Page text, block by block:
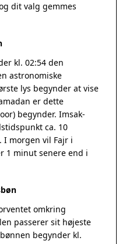
dit valg gemmes
kl. 02:54 den
astronomiske
lys begynder at vise
er dette
begynder. Imsak-
ca. 10
I morgen vil Fajr i
1 minut senere end i
omkring
passerer sit højeste
begynder kl.